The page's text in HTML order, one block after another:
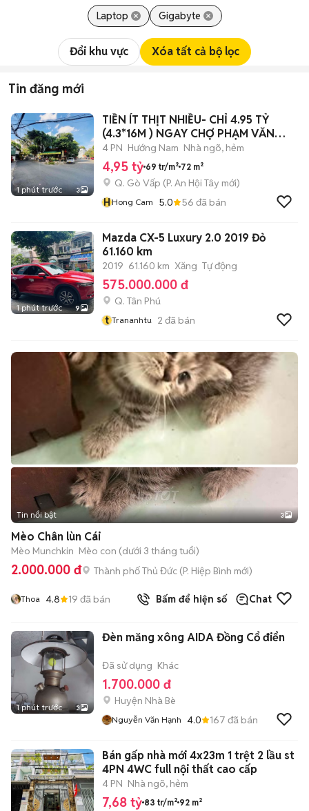
Laptop Gigabyte
Đổi khu vực Xóa tất cả bộ lọc
Tin đăng mới
1 phút trước 3
TIỀN ÍT THỊT NHIỀU- CHỈ 4.95 TỶ
(4.3*16M ) NGAY CHỢ PHẠM VĂN
BẠCH
4 PN Hướng Nam Nhà ngõ, hẻm
4,95 tỷ 69 tr/m² 72 m²
Q. Gò Vấp (P. An Hội Tây mới)
HHong Cam 5.0 56 đã bán
1 phút trước 9
Mazda CX-5 Luxury 2.0 2019 Đỏ
61.160 km
2019 61.160 km Xăng Tự động
575.000.000 đ
Q. Tân Phú
t Trananhtu 2 đã bán
Tin nổi bật 3
Mèo Chân lùn Cái
Mèo Munchkin Mèo con (dưới 3 tháng tuổi)
2.000.000 đ Thành phố Thủ Đức (P. Hiệp Bình mới)
Thoa 4.8 19 đã bán Bấm để hiện số Chat
1 phút trước 3
Đèn măng xông AIDA Đồng Cổ điển
Đã sử dụng Khác
1.700.000 đ
Huyện Nhà Bè
Nguyễn Văn Hạnh 4.0 167 đã bán
Bán gấp nhà mới 4x23m 1 trệt 2 lầu st
4PN 4WC full nội thất cao cấp
4 PN Nhà ngõ, hẻm
7,68 tỷ 83 tr/m² 92 m²